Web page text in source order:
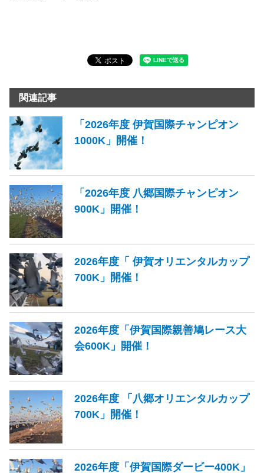
関連記事
「2026年度 伊賀国際チャンピオン
1000K」開催！
「2026年度 八郷国際チャンピオン
900K」開催！
2026年度「 伊賀オリエンタルカップ
700K」開催！
2026年度「伊賀国際親善鳩レース大
会600K」開催！
2026年度 「八郷オリエンタルカップ
700K」開催！
2026年度「伊賀国際ダービー400K」